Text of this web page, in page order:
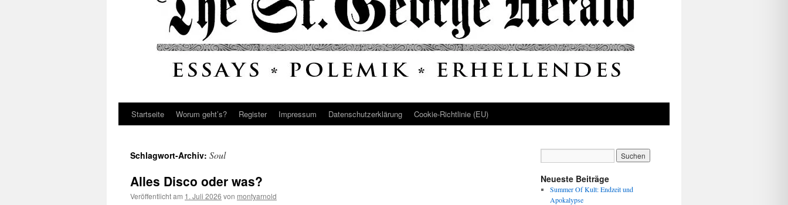
Startseite Worum geht’s? Register Impressum Datenschutz­erklärung Cookie-Richtlinie (EU)
Schlagwort-Archiv: Soul
Alles Disco oder was?
Veröffentlicht am 1. Juli 2026 von montyarnold
Neueste Beiträge
Summer Of Kult: Endzeit und
Apokalypse